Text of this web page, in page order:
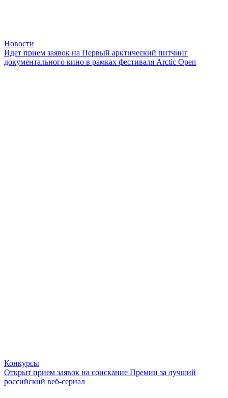
Новости
Идет прием заявок на Первый арктический питчинг
документального кино в рамках фестиваля Arctic Оpen
Конкурсы
Открыт прием заявок на соискание Премии за лучший
российский веб-сериал